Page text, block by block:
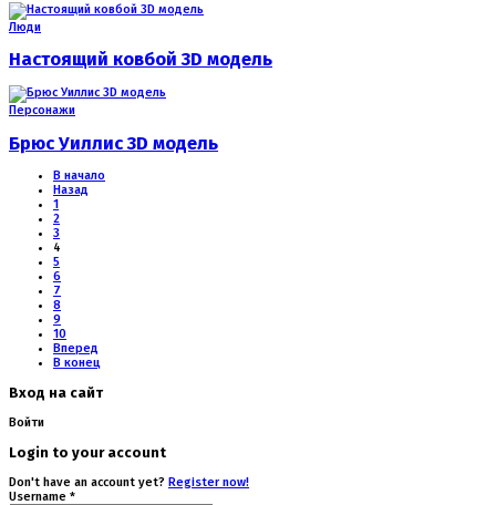
Люди
Настоящий ковбой 3D модель
Персонажи
Брюс Уиллис 3D модель
В начало
Назад
1
2
3
4
5
6
7
8
9
10
Вперед
В конец
Вход на сайт
Войти
Login to your account
Don't have an account yet? Register now!
Username *